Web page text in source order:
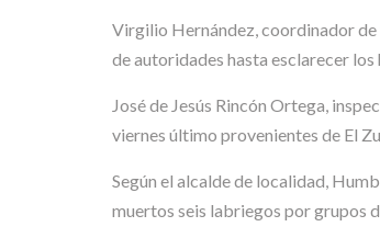
Virgilio Hernández, coordinador de
de autoridades hasta esclarecer los
José de Jesús Rincón Ortega,
viernes último provenientes de El
Según el alcalde de localidad,
muertos seis labriegos por grupos